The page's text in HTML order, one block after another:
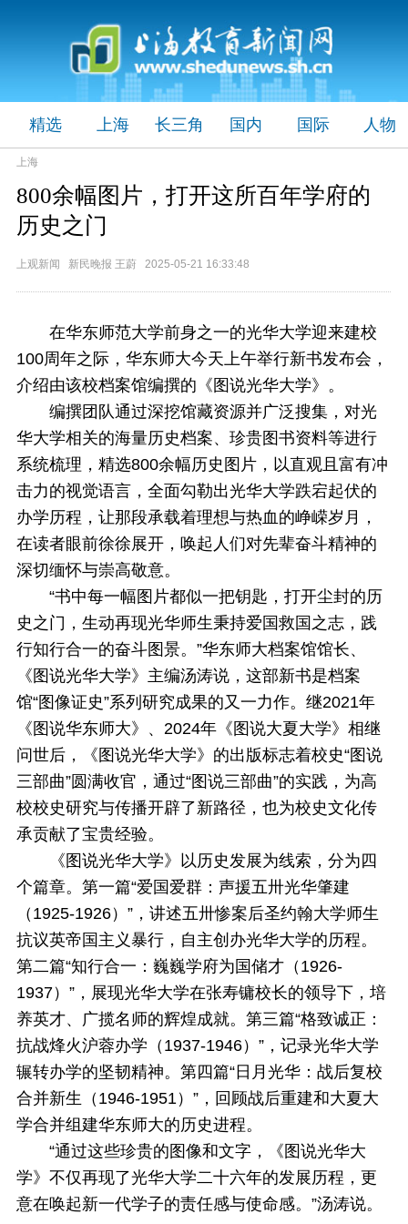
精选 上海 长三角 国内 国际 人物
上海
800余幅图片，打开这所百年学府的
历史之门
上观新闻 新民晚报 王蔚 2025-05-21 16:33:48
在华东师范大学前身之一的光华大学迎来建校
100周年之际，华东师大今天上午举行新书发布会，
介绍由该校档案馆编撰的《图说光华大学》。
编撰团队通过深挖馆藏资源并广泛搜集，对光
华大学相关的海量历史档案、珍贵图书资料等进行
系统梳理，精选800余幅历史图片，以直观且富有冲
击力的视觉语言，全面勾勒出光华大学跌宕起伏的
办学历程，让那段承载着理想与热血的峥嵘岁月，
在读者眼前徐徐展开，唤起人们对先辈奋斗精神的
深切缅怀与崇高敬意。
“书中每一幅图片都似一把钥匙，打开尘封的历
史之门，生动再现光华师生秉持爱国救国之志，践
行知行合一的奋斗图景。”华东师大档案馆馆长、
《图说光华大学》主编汤涛说，这部新书是档案
馆“图像证史”系列研究成果的又一力作。继2021年
《图说华东师大》、2024年《图说大夏大学》相继
问世后，《图说光华大学》的出版标志着校史“图说
三部曲”圆满收官，通过“图说三部曲”的实践，为高
校校史研究与传播开辟了新路径，也为校史文化传
承贡献了宝贵经验。
《图说光华大学》以历史发展为线索，分为四
个篇章。第一篇“爱国爱群：声援五卅光华肇建
（1925-1926）”，讲述五卅惨案后圣约翰大学师生
抗议英帝国主义暴行，自主创办光华大学的历程。
第二篇“知行合一：巍巍学府为国储才（1926-
1937）”，展现光华大学在张寿镛校长的领导下，培
养英才、广揽名师的辉煌成就。第三篇“格致诚正：
抗战烽火沪蓉办学（1937-1946）”，记录光华大学
辗转办学的坚韧精神。第四篇“日月光华：战后复校
合并新生（1946-1951）”，回顾战后重建和大夏大
学合并组建华东师大的历史进程。
“通过这些珍贵的图像和文字，《图说光华大
学》不仅再现了光华大学二十六年的发展历程，更
意在唤起新一代学子的责任感与使命感。”汤涛说。